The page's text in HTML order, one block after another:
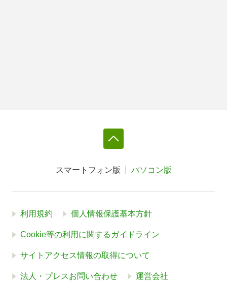
スマートフォン版 パソコン版
利用規約 個人情報保護基本方針
Cookie等の利用に関するガイドライン
サイトアクセス情報の取得について
法人・プレスお問い合わせ 運営会社